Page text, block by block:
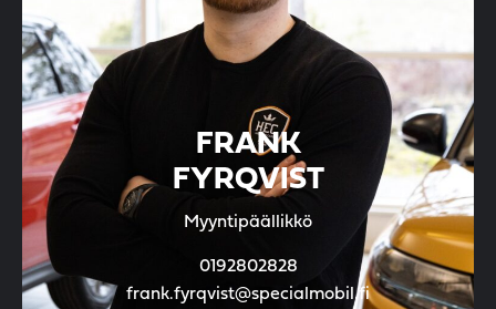
FRANK
FYRQVIST
Myyntipäällikkö
0192802828
frank.fyrqvist@specialmobil.fi